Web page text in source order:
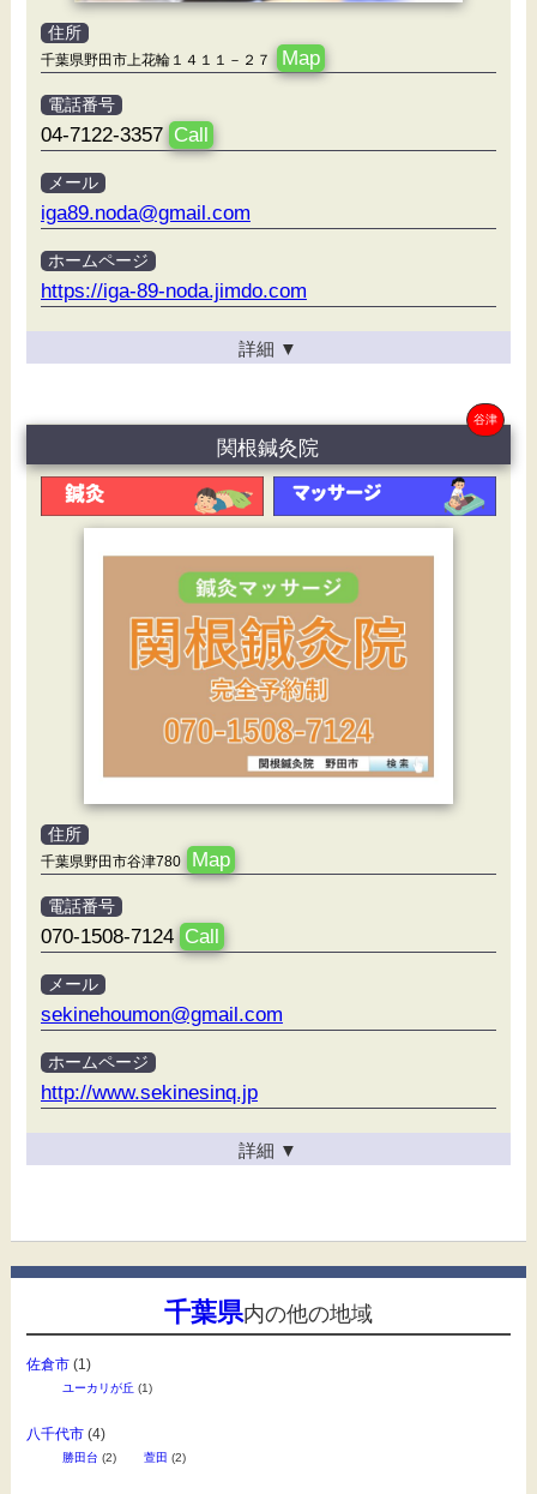
住所
千葉県野田市上花輪１４１１－２７ Map
電話番号
04-7122-3357 Call
メール
iga89.noda@gmail.com
ホームページ
https://iga-89-noda.jimdo.com
詳細 ▼
谷津
関根鍼灸院
住所
千葉県野田市谷津780 Map
電話番号
070-1508-7124 Call
メール
sekinehoumon@gmail.com
ホームページ
http://www.sekinesinq.jp
詳細 ▼
千葉県内の他の地域
佐倉市(1)
ユーカリが丘 (1)
八千代市(4)
勝田台 (2) 萱田 (2)